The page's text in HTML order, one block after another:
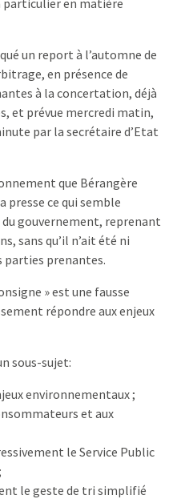
un report à l’automne de
en présence de
à la concertation, déjà
et prévue mercredi matin,
par la secrétaire d’Etat
que Bérangère
presse ce qui semble
gouvernement, reprenant
sans qu’il n’ait été ni
parties prenantes.
» est une fausse
répondre aux enjeux
sous-sujet:
environnementaux ;
et aux
le Service Public
le geste de tri simplifié